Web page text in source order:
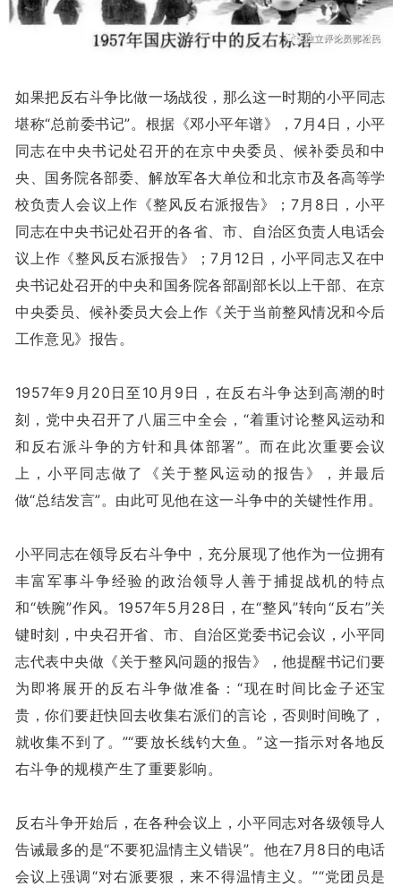
如果把反右斗争比做一场战役，那么这一时期的小平同志
堪称“总前委书记”。根据《邓小平年谱》，7月4日，小平
同志在中央书记处召开的在京中央委员、候补委员和中
央、国务院各部委、解放军各大单位和北京市及各高等学
校负责人会议上作《整风反右派报告》；7月8日，小平
同志在中央书记处召开的各省、市、自治区负责人电话会
议上作《整风反右派报告》；7月12日，小平同志又在中
央书记处召开的中央和国务院各部副部长以上干部、在京
中央委员、候补委员大会上作《关于当前整风情况和今后
工作意见》报告。
1957年9月20日至10月9日，在反右斗争达到高潮的时
刻，党中央召开了八届三中全会，“着重讨论整风运动和
和反右派斗争的方针和具体部署”。而在此次重要会议
上，小平同志做了《关于整风运动的报告》，并最后
做“总结发言”。由此可见他在这一斗争中的关键性作用。
小平同志在领导反右斗争中，充分展现了他作为一位拥有
丰富军事斗争经验的政治领导人善于捕捉战机的特点
和“铁腕”作风。1957年5月28日，在“整风”转向“反右”关
键时刻，中央召开省、市、自治区党委书记会议，小平同
志代表中央做《关于整风问题的报告》，他提醒书记们要
为即将展开的反右斗争做准备：“现在时间比金子还宝
贵，你们要赶快回去收集右派们的言论，否则时间晚了，
就收集不到了。”“要放长线钓大鱼。”这一指示对各地反
右斗争的规模产生了重要影响。
反右斗争开始后，在各种会议上，小平同志对各级领导人
告诫最多的是“不要犯温情主义错误”。他在7月8日的电话
会议上强调“对右派要狠，来不得温情主义。”“党团员是